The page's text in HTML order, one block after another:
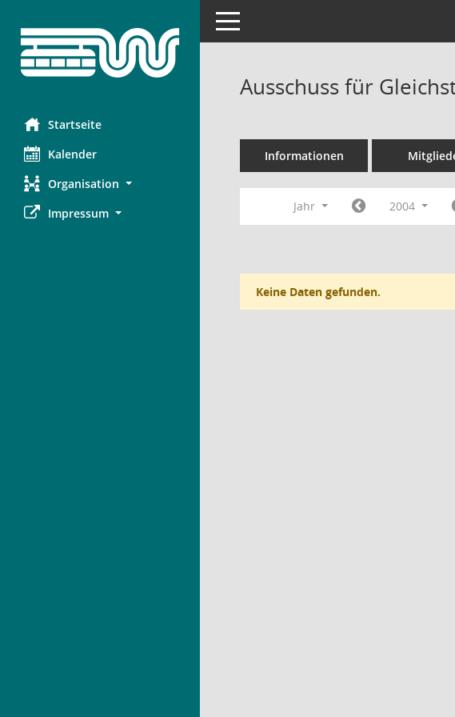
Startseite
Kalender
Organisation
Impressum
Toggle navigation
Ausschuss für
Informationen
Jahr 2004
Keine Daten gefunden.